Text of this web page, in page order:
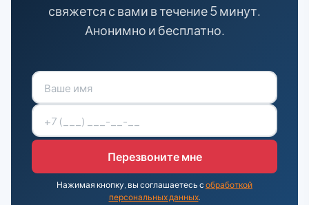
свяжется с вами в течение 5 минут.
Анонимно и бесплатно.
Нажимая кнопку, вы соглашаетесь с обработкой
персональных данных.